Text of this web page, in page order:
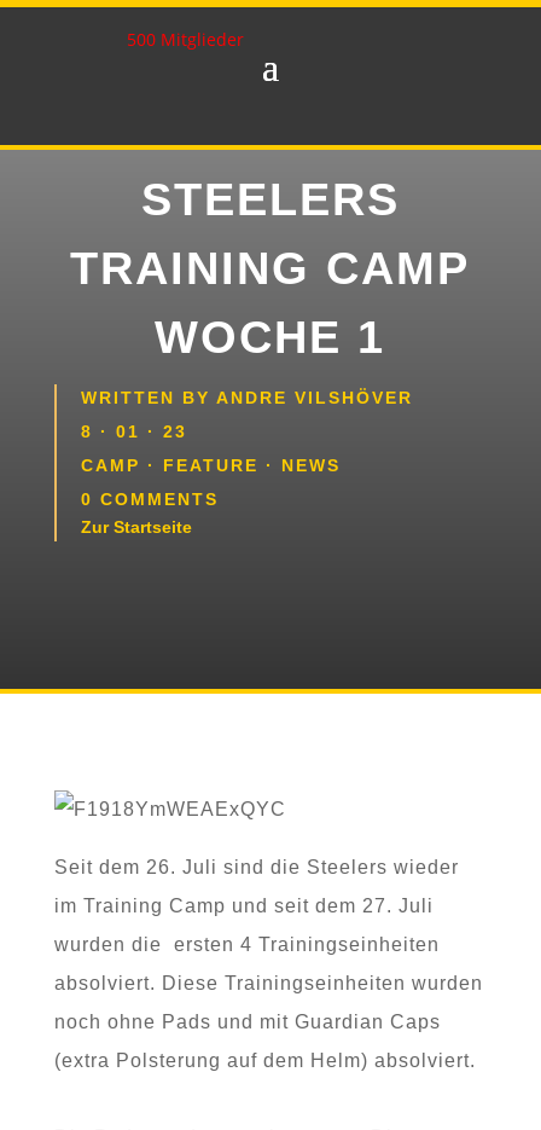
500 Mitglieder
STEELERS
TRAINING CAMP
WOCHE 1
WRITTEN BY ANDRE VILSHÖVER
8 · 01 · 23
CAMP · FEATURE · NEWS
0 COMMENTS
Zur Startseite
Seit dem 26. Juli sind die Steelers wieder
im Training Camp und seit dem 27. Juli
wurden die ersten 4 Trainingseinheiten
absolviert. Diese Trainingseinheiten wurden
noch ohne Pads und mit Guardian Caps
(extra Polsterung auf dem Helm) absolviert.